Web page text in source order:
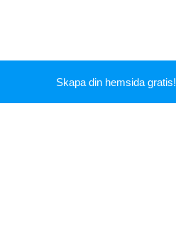
Skapa din hemsida gratis!